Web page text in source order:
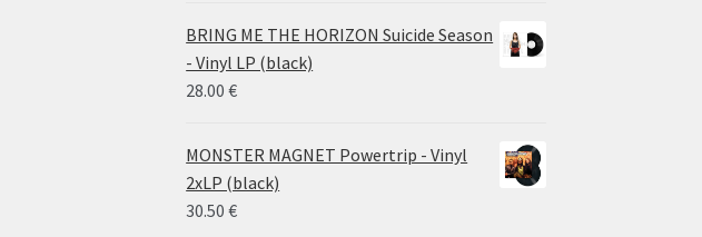
14.50 €
through
BRING ME THE HORIZON Suicide Season
- Vinyl LP (black)
28.00€
MONSTER MAGNET Powertrip - Vinyl
2xLP (black)
30.50€